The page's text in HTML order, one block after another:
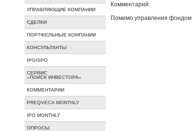
УПРАВЛЯЮЩИЕ КОМПАНИИ
СДЕЛКИ
ПОРТФЕЛЬНЫЕ КОМПАНИИ
КОНСУЛЬТАНТЫ
IPO/SPO
СЕРВИС
«ПОИСК ИНВЕСТОРА»
КОММЕНТАРИИ
PREQVECA MONTHLY
IPO MONTHLY
ОПРОСЫ
Комментарий:
Помимо управления